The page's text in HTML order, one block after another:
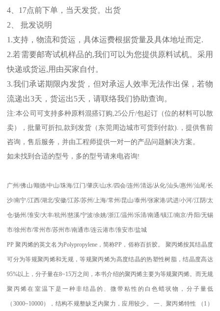
4
17点前下单，当天发货。出货
2 、 批发说明
1.支持，物流和货运，具体运费根据货量及具体地址而定.
2.若需要邮寄试机样品的,我们可以为您提供原料试机。采用
快递或货运,用由买家自付。
3.我们承诺期限内发货，但对承运人效率无法作出保，若物
流递出3天，货运出5天，请联络我们协助查询。
注:本公司可支持多种原料混搭订购 ,25公斤/包起订（位的材料可以散
卖），批量可折扣 ,款到发货（东莞周边城市可货到付款).
，提供售前
咨询，售后服务，并由工程师提供一对一的产品问题解决方案。
如未找到合适的型号，多的型号请来电咨询!
广州/佛山/顺德/中山/珠海/江门/肇庆/山水/四会/连州 /清远/从化/汕头/惠州/汕尾/长
沙/南宁/江西/湖北/安徽/江苏/苏州/上海/常州 /昆山/泰州 /张家港/武进/小河/江阴/太
仓/扬州 /淮安/大丰/杭州/慈溪/宁波/余姚/浙江/温州 /乐清/南通/镇江/南京/丹阳/无锡
市/徐州市/常州市/苏州市/南通市/连云港市/淮安市/盐城
PP聚丙烯的英文名为Polypropylene，简称PP ，俗称百折胶。 聚丙烯按其结晶度
可分为等规聚丙烯和无规，等规聚丙烯为高度结晶的热塑性树脂，结晶度高达
95%以上，分子量在8~15万之间，本书介绍的聚丙烯主要为等规聚丙烯。而无规
聚丙烯在室温下是一种非结晶的、微带粘性的白色蜡状物，分子量低
（ 3000~10000），结构不规整缺乏内聚力，应用较少。一、聚丙烯特性 （ 1 ）